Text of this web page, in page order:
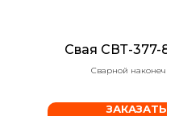
Свая СВТ-377-
Сварной наконечник
ЗАКАЗАТЬ